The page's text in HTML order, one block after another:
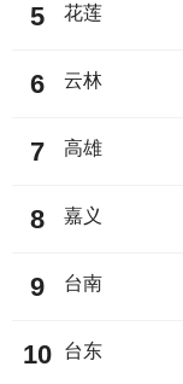
5 花莲
6 云林
7 高雄
8 嘉义
9 台南
10 台东